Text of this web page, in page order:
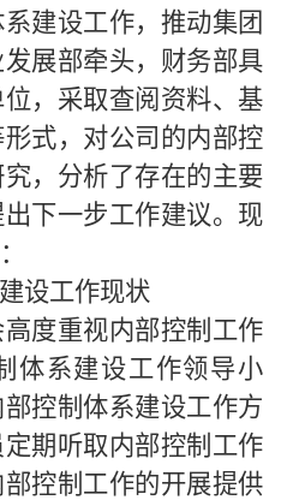
建设工作，推动集团
展部牵头，财务部具
，采取查阅资料、基
式，对公司的内部控
，分析了存在的主要
下一步工作建议。现
设工作现状
度重视内部控制工作
体系建设工作领导小
控制体系建设工作方
期听取内部控制工作
控制工作的开展提供